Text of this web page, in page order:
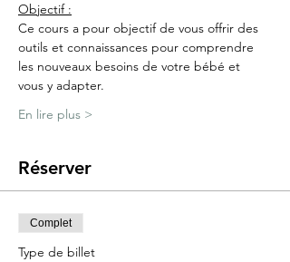
Objectif :
Ce cours a pour objectif de vous offrir des
outils et connaissances pour comprendre
les nouveaux besoins de votre bébé et
vous y adapter.
En lire plus >
Réserver
Complet
Type de billet